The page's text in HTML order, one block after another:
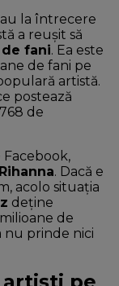
la întrecere
a reușit să
de fani. Ea este
de fani pe
artistă.
postează
de
Rihanna. Dacă e
acolo situația
deține
de
nu prinde nici